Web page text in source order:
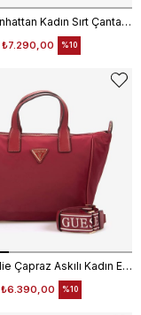
Guess Manhattan Kadın Sırt Çantası HWSG7118310
₺7.290,00 %10
Guess Follie Çapraz Askılı Kadın El Çantası TWNN9676019
₺6.390,00 %10